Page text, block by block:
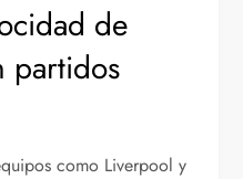
de
partidos
como Liverpool y